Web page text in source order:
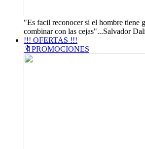
"Es facil reconocer si el hombre tiene
combinar con las cejas"...Salvador
!!! OFERTAS !!!
🔖PROMOCIONES